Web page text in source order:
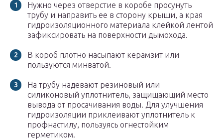
Нужно через отверстие в коробе просунуть
трубу и направить ее в сторону крыши, а края
гидроизоляционного материала клейкой лентой
зафиксировать на поверхности дымохода.
В короб плотно насыпают керамзит или
пользуются минватой.
На трубу надевают резиновый или
силиконовый уплотнитель, защищающий место
вывода от просачивания воды. Для улучшения
гидроизоляции приклеивают уплотнитель к
профнастилу, пользуясь огнестойким
герметиком.